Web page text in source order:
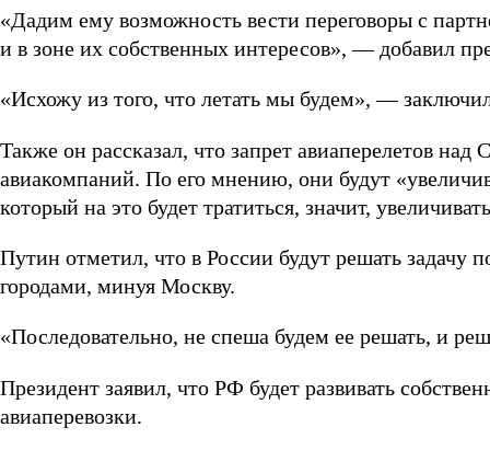
«Дадим ему возможность вести переговоры с
и в зоне их собственных интересов», — добавил
«Исхожу из того, что летать мы будем», —
Также он рассказал, что запрет авиаперелетов
авиакомпаний. По его мнению, они будут
который на это будет тратиться, значит,
Путин отметил, что в России будут решать
городами, минуя Москву.
«Последовательно, не спеша будем ее решать, и
Президент заявил, что РФ будет развивать
авиаперевозки.